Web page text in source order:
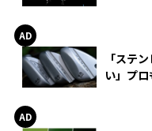
「ステ
い」プ